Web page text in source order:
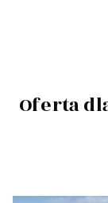
Oferta